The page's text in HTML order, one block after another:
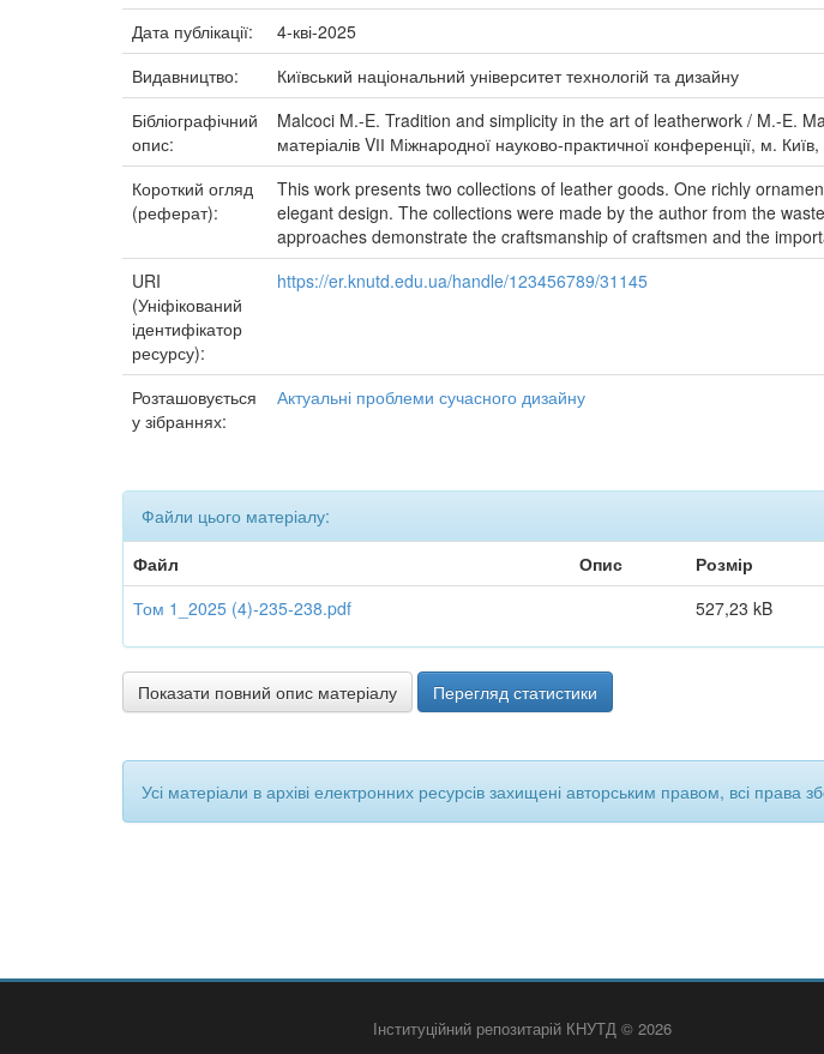
Дата публікації:
4-кві-2025
Видавництво:
Київський національний університет технологій та дизайну
Бібліографічний
опис:
Malcoci M.-E. Tradition and simplicity in the art of leatherwork / M.-E.
матеріалів VІІ Міжнародної науково-практичної конференції, м.
Короткий огляд
(реферат):
This work presents two collections of leather goods. One richly
elegant design. The collections were made by the author from the
approaches demonstrate the craftsmanship of craftsmen and the
URI
(Уніфікований
ідентифікатор
ресурсу):
https://er.knutd.edu.ua/handle/123456789/31145
Розташовується
у зібраннях:
Актуальні проблеми сучасного дизайну
Файли цього матеріалу:
Файл
Опис Розмір
Том 1_2025 (4)-235-238.pdf
527,23 kB
Показати повний опис матеріалу Перегляд статистики
Усі матеріали в архіві електронних ресурсів захищені авторським правом, всі права
Інституційний репозитарій КНУТД © 2026